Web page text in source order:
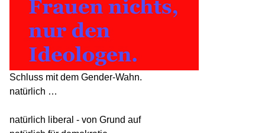
Schluss mit dem Gender-Wahn.
natürlich …
natürlich liberal - von Grund auf